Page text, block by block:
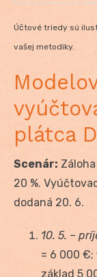
Účtové triedy sú
vašej metodiky.
plátca
Scenár:
20 %.
dodaná 20. 6.
10. 5. –
= 6 000 €;
základ 5